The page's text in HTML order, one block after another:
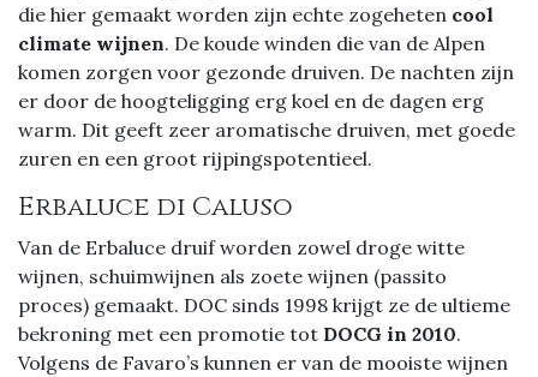
die hier gemaakt worden zijn echte zogeheten cool
climate wijnen. De koude winden die van de Alpen
komen zorgen voor gezonde druiven. De nachten zijn
er door de hoogteligging erg koel en de dagen erg
warm. Dit geeft zeer aromatische druiven, met goede
zuren en een groot rijpingspotentieel.
Erbaluce di Caluso
Van de Erbaluce druif worden zowel droge witte
wijnen, schuimwijnen als zoete wijnen (passito
proces) gemaakt. DOC sinds 1998 krijgt ze de ultieme
bekroning met een promotie tot DOCG in 2010.
Volgens de Favaro’s kunnen er van de mooiste wijnen